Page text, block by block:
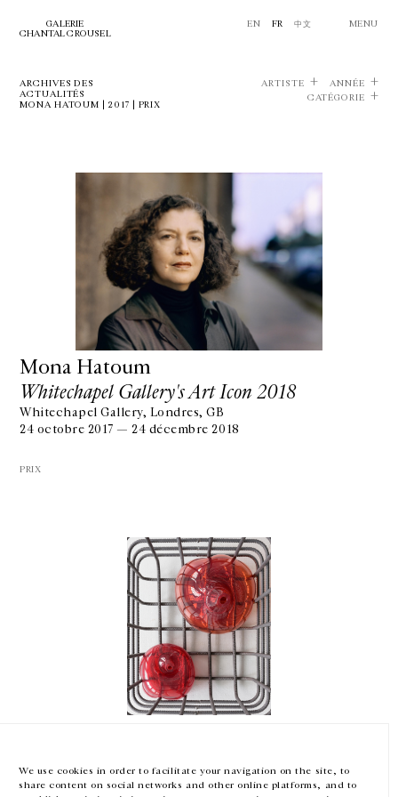
We use cookies in order to facilitate your navigation on the site, to
share content on social networks and other online platforms, and to
GALERIE
CHANTAL CROUSEL
EN FR 中文 MENU
ARCHIVES DES
ACTUALITÉS
MONA HATOUM | 2017 | PRIX
ARTISTE
ANNÉE
CATÉGORIE
Mona Hatoum
Whitechapel Gallery's Art Icon 2018
Whitechapel Gallery, Londres, GB
24 octobre 2017 — 24 décembre 2018
PRIX
Hiroshima City Museum of Contemporary Art, Japon
GALERIE CHANTAL CROUSEL
10 RUE CHARLOT, 75003 PARIS
GALERIE@CROUSEL.COM
HORAIRES D'OUVERTURE
DU MARDI AU VENDREDI